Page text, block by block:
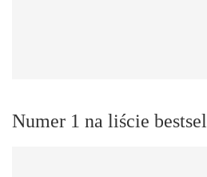
Numer 1 na liście